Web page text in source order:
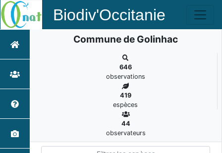
Biodiv'Occitanie
Commune de Golinhac
646
observations
419
espèces
44
observateurs